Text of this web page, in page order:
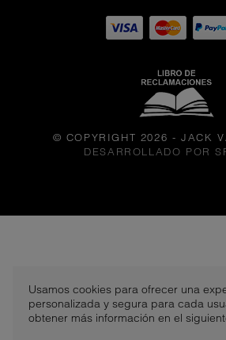
Usamos cookies para ofrecer una
personalizada y segura para cada
obtener más información en el
50 MG
© COPYRIGHT 2026 - JACK
DESARROLLADO POR